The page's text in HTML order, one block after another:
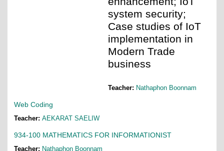
system security;
Case studies of IoT
implementation in
Modern Trade
business
Teacher: Nathaphon Boonnam
Web Coding
Teacher: AEKARAT SAELIW
934-100 MATHEMATICS FOR INFORMATIONIST
Teacher: Nathaphon Boonnam